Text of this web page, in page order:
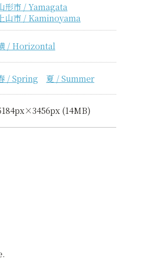
形市 / Yamagata
上山市 / Kaminoyama
/ Horizontal
/ Spring 夏 / Summer
(14MB)